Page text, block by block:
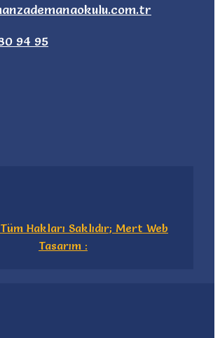
94 95
Tüm Hakları Saklıdır; Mert Web
Tasarım :